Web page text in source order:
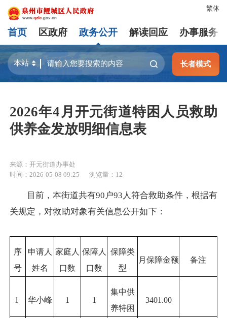
繁体
首页 区政府 政务公开 解读回应 办事服务
长者模式
2026年4月开元街道特困人员救助
供养金发放明细信息表
来源：开元街道办事处
时间：2026-05-08 09:25
浏览量： 12
目前，本街道共有90户93人符合救助条件，根据有
关规定，对救助对象有关信息公开如下：
序
号
申请人
姓名
家庭人
口数
保障人
口数
保障类
型
月保障金额 备注
1 华小峰 1 1
集中供
养特困
3401.00